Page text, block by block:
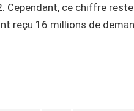
Cependant, ce chiffre
reçu 16 millions de